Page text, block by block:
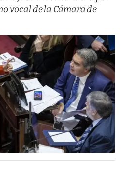
vocal de la Cámara de